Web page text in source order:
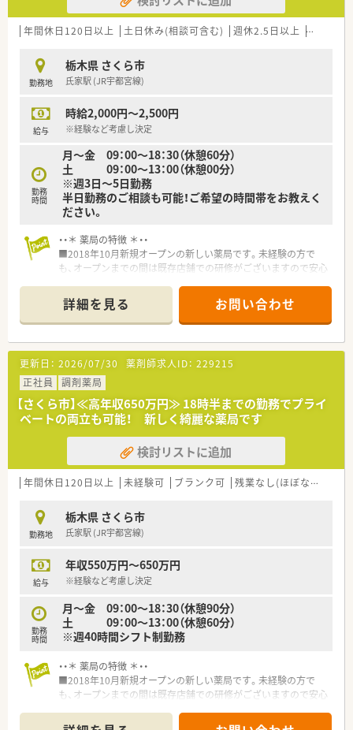
年間休日120日以上 土日休み(相談可含む) 週休2.5日以上 未経験可
勤務地
栃木県 さくら市
氏家駅 (JR宇都宮線)
給与
時給2,000円～2,500円
※経験など考慮し決定
勤務
時間
月～金 09：00～18：30（休憩60分）
土 09：00～13：00（休憩00分）
※週3日～5日勤務
半日勤務のご相談も可能！ご希望の時間帯をお教えく
ださい。
・・＊ 薬局の特徴 ＊・・
■2018年10月新規オープンの新しい薬局です。未経験の方で
も、オープンまでの間は既存店舗での研修がございますので安心
■地域密着型経営を行っており矢板市・さくら市を中心に出店し
ている調剤薬局です。そのため、転勤を伴う異動は発生いたしま
せん。
■地域のかかりつけ医として多くの方に信頼されているクリニ
ックの門前薬局のため、丁寧な投薬指導を行えます。
■調剤薬局運営以外にも介護サービス事業や福祉用品のレンタ
ル・販売等、地域に貢献できる様々な事業を行っており安定した
経営状況です。
詳細を見る お問い合わせ
更新日： 2026/07/30 薬剤師求人ID： 229215
正社員
調剤薬局
【さくら市】≪高年収650万円≫ 18時半までの勤務でプライ
ベートの両立も可能！ 新しく綺麗な薬局です
検討リストに追加
年間休日120日以上 未経験可 ブランク可 残業なし(ほぼなし含む)
勤務地
栃木県 さくら市
氏家駅 (JR宇都宮線)
給与
年収550万円～650万円
※経験など考慮し決定
勤務
時間
月～金 09：00～18：30（休憩90分）
土 09：00～13：00（休憩60分）
※週40時間シフト制勤務
・・＊ 薬局の特徴 ＊・・
■2018年10月新規オープンの新しい薬局です。未経験の方で
も、オープンまでの間は既存店舗での研修がございますので安心
■地域密着型経営を行っており矢板市・さくら市を中心に出店し